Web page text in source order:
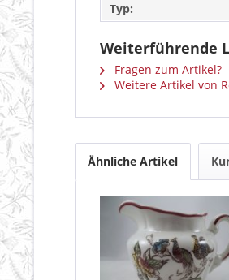
Typ:
Weiterführende
Fragen zum Artikel?
Weitere Artikel von
Ähnliche Artikel